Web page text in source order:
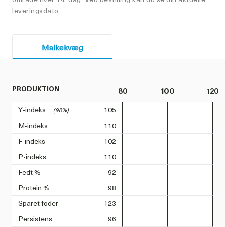
leveringsdato.
Malkekvæg
PRODUKTION 80 100 120
Y-indeks (98%)
105
M-indeks
110
F-indeks
102
P-indeks
110
Fedt %
92
Protein %
98
Sparet foder
123
Persistens
96